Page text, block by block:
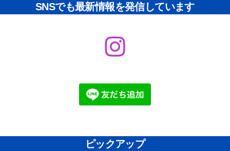
SNSでも最新情報を発信しています
ピックアップ